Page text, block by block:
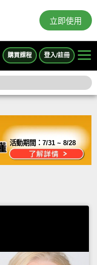
立即使用
購買課程 登入/註冊
活動期間：7/31 ~ 8/28